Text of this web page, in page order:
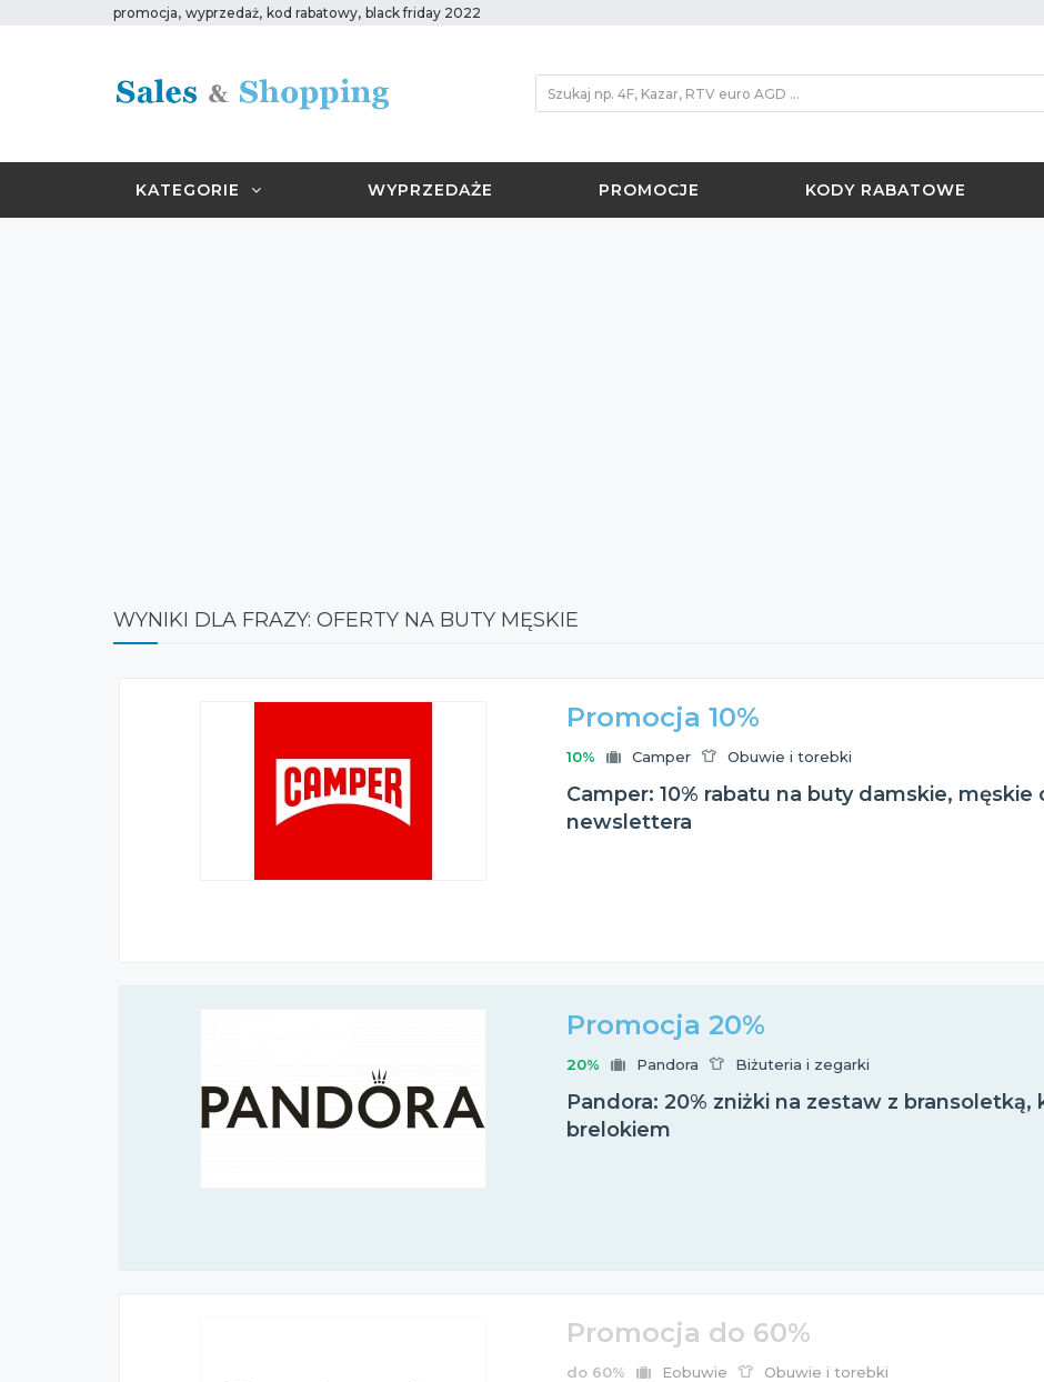
promocja, wyprzedaż, kod rabatowy, black friday 2022
KATEGORIE WYPRZEDAŻE PROMOCJE KODY RABATOWE
WYNIKI DLA FRAZY: OFERTY NA BUTY MĘSKIE
Promocja 10%
10% Camper Obuwie i torebki
Camper: 10% rabatu na buty damskie, męskie
newslettera
Promocja 20%
20% Pandora Biżuteria i zegarki
Pandora: 20% zniżki na zestaw z
brelokiem
Promocja do 60%
do 60% Eobuwie Obuwie i torebki